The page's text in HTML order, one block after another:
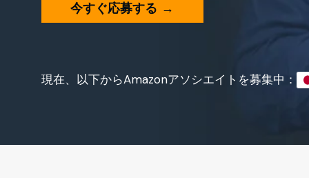
今すぐ応募する →
現在、以下からAmazonアソシエイトを募集中：